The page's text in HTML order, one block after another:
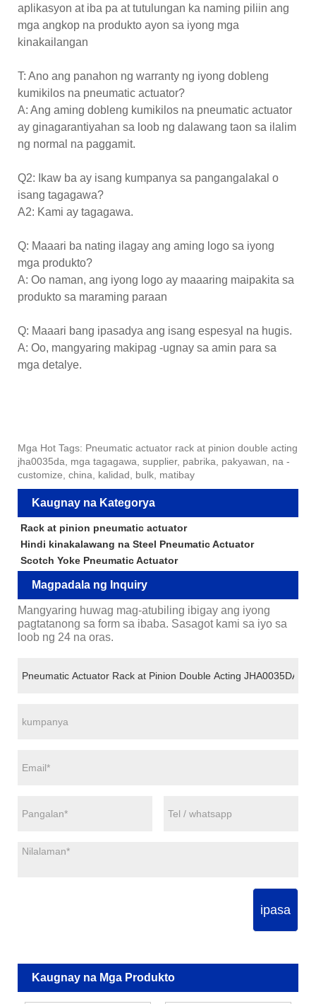
aplikasyon at iba pa at tutulungan ka naming piliin ang
mga angkop na produkto ayon sa iyong mga
kinakailangan
T: Ano ang panahon ng warranty ng iyong dobleng
kumikilos na pneumatic actuator?
A: Ang aming dobleng kumikilos na pneumatic actuator
ay ginagarantiyahan sa loob ng dalawang taon sa ilalim
ng normal na paggamit.
Q2: Ikaw ba ay isang kumpanya sa pangangalakal o
isang tagagawa?
A2: Kami ay tagagawa.
Q: Maaari ba nating ilagay ang aming logo sa iyong
mga produkto?
A: Oo naman, ang iyong logo ay maaaring maipakita sa
produkto sa maraming paraan
Q: Maaari bang ipasadya ang isang espesyal na hugis.
A: Oo, mangyaring makipag -ugnay sa amin para sa
mga detalye.
Mga Hot Tags: Pneumatic actuator rack at pinion double acting
jha0035da, mga tagagawa, supplier, pabrika, pakyawan, na -
customize, china, kalidad, bulk, matibay
Kaugnay na Kategorya
Rack at pinion pneumatic actuator
Hindi kinakalawang na Steel Pneumatic Actuator
Scotch Yoke Pneumatic Actuator
Magpadala ng Inquiry
Mangyaring huwag mag-atubiling ibigay ang iyong
pagtatanong sa form sa ibaba. Sasagot kami sa iyo sa
loob ng 24 na oras.
ipasa
Kaugnay na Mga Produkto